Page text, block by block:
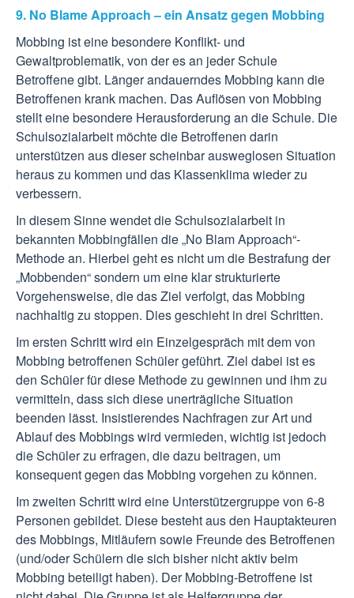
9. No Blame Approach – ein Ansatz gegen Mobbing
Mobbing ist eine besondere Konflikt- und
Gewaltproblematik, von der es an jeder Schule
Betroffene gibt. Länger andauerndes Mobbing kann die
Betroffenen krank machen. Das Auflösen von Mobbing
stellt eine besondere Herausforderung an die Schule. Die
Schulsozialarbeit möchte die Betroffenen darin
unterstützen aus dieser scheinbar ausweglosen Situation
heraus zu kommen und das Klassenklima wieder zu
verbessern.
In diesem Sinne wendet die Schulsozialarbeit in
bekannten Mobbingfällen die „No Blam Approach“-
Methode an. Hierbei geht es nicht um die Bestrafung der
„Mobbenden“ sondern um eine klar strukturierte
Vorgehensweise, die das Ziel verfolgt, das Mobbing
nachhaltig zu stoppen. Dies geschieht in drei Schritten.
Im ersten Schritt wird ein Einzelgespräch mit dem von
Mobbing betroffenen Schüler geführt. Ziel dabei ist es
den Schüler für diese Methode zu gewinnen und ihm zu
vermitteln, dass sich diese unerträgliche Situation
beenden lässt. Insistierendes Nachfragen zur Art und
Ablauf des Mobbings wird vermieden, wichtig ist jedoch
die Schüler zu erfragen, die dazu beitragen, um
konsequent gegen das Mobbing vorgehen zu können.
Im zweiten Schritt wird eine Unterstützergruppe von 6-8
Personen gebildet. Diese besteht aus den Hauptakteuren
des Mobbings, Mitläufern sowie Freunde des Betroffenen
(und/oder Schülern die sich bisher nicht aktiv beim
Mobbing beteiligt haben). Der Mobbing-Betroffene ist